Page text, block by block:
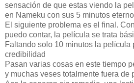
sensación de que estas viendo la
en Nameku con sus 5 minutos
El siguiente problema es el final.
puedo contar, la película se trata
Faltando solo 10 minutos la película
credibilidad
Pasan varias cosas en este tiempo
y muchas veses totalmente fuera de